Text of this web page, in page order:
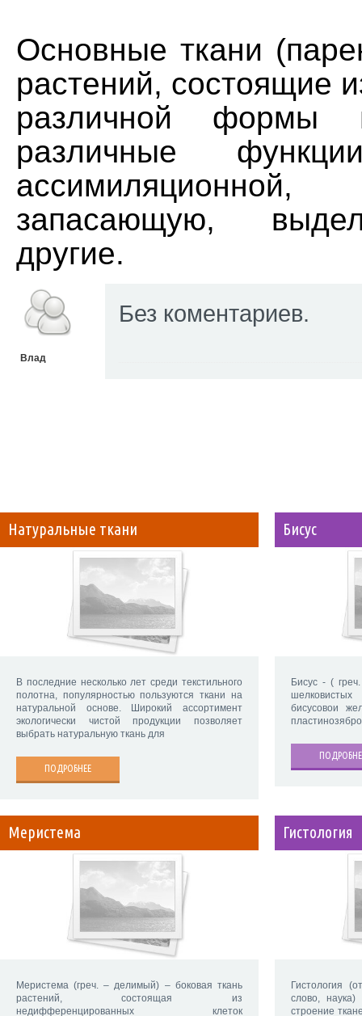
Основные ткани
растений, состоящие
различной формы
различные
ассимиляционной,
запасающую,
другие.
Влад
Без коментариев.
Натуральные ткани
В последние несколько лет среди текстильного
полотна, популярностью пользуются ткани на
натуральной основе. Широкий ассортимент
экологически чистой продукции позволяет
выбрать натуральную ткань для
ПОДРОБНЕЕ
Бисус
Бисус - (
бисусовои
Меристема
Меристема (греч. – делимый) – боковая ткань
растений, состоящая из
недифференцированных клеток
Гистология
Гистология
слово,
строение